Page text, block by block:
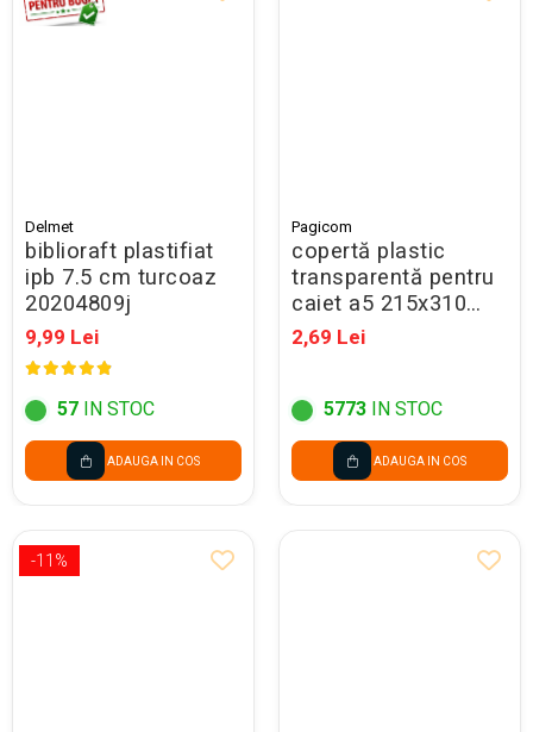
Delmet
biblioraft plastifiat
ipb 7.5 cm turcoaz
20204809j
9,99 Lei
57 IN STOC
ADAUGA IN COS
Pagicom
copertă plastic
transparentă pentru
caiet a5 215x310
mm
2,69 Lei
5773 IN STOC
ADAUGA IN COS
-11%